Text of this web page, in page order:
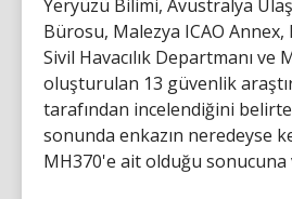
Yeryüzü Bilimi, Avustralya
Bürosu, Malezya ICAO
Sivil Havacılık Departmanı ve
oluşturulan 13 güvenlik
tarafından incelendiğini
sonunda enkazın neredeyse
MH370'e ait olduğu sonucuna